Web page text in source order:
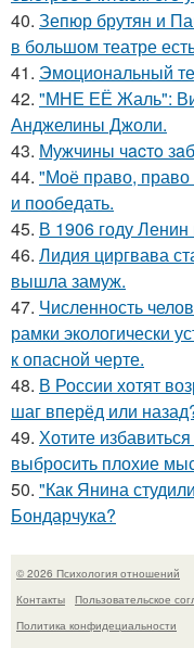
40. Зепюр брутян и
в большом театре
41. Эмоциональный
42. "МНЕ ЕЁ Жаль":
Анджелины Джоли.
43. Мужчины чacтo
44. "Моё право, право
и пообедать.
45. В 1906 году
46. Лидия циргвава
вышла замуж.
47. Численность
рамки экологически
к опасной черте.
48. В России хотят
шаг вперёд или
49. Хотите
выбросить плохие
50. "Как Янина
Бондарчука?
© 2026 Психология отношений
Контакты
Пользовательское
Политика конфидециальности